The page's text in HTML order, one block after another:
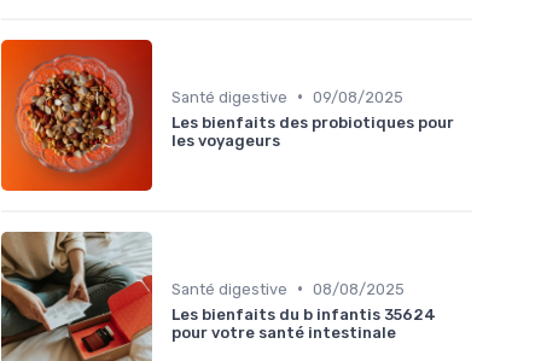
Santé digestive • 09/08/2025
Les bienfaits des probiotiques pour
les voyageurs
Santé digestive • 08/08/2025
Les bienfaits du b infantis 35624
pour votre santé intestinale